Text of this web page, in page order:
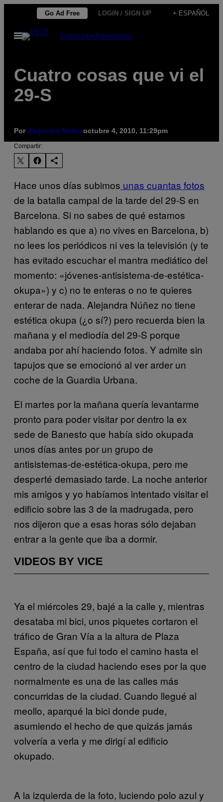
contenido
Go Ad Free LOGIN / SIGN UP + ESPAÑOL
Abrir
Menú
SubscribeNewsletter
Cuatro cosas que vi el
29-S
Por Alejandra Núñezoctubre 4, 2010, 11:29pm
Compartir:
Hace unos días subimos unas cuantas fotos
de la batalla campal de la tarde del 29-S en
Barcelona. Si no sabes de qué estamos
hablando es que a) no vives en Barcelona, b)
no lees los periódicos ni ves la televisión (y te
has evitado escuchar el mantra mediático del
momento: «jóvenes-antisistema-de-estética-
okupa») y c) no te enteras o no te quieres
enterar de nada. Alejandra Núñez no tiene
estética okupa (¿o sí?) pero recuerda bien la
mañana y el mediodía del 29-S porque
andaba por ahí haciendo fotos. Y admite sin
tapujos que se emocionó al ver arder un
coche de la Guardia Urbana.
El martes por la mañana quería levantarme
pronto para poder visitar por dentro la ex
sede de Banesto que había sido okupada
unos días antes por un grupo de
antisistemas-de-estética-okupa, pero me
desperté demasiado tarde. La noche anterior
mis amigos y yo habíamos intentado visitar el
edificio sobre las 3 de la madrugada, pero
nos dijeron que a esas horas sólo dejaban
entrar a la gente que iba a dormir.
VIDEOS BY VICE
Ya el miércoles 29, bajé a la calle y, mientras
desataba mi bici, unos piquetes cortaron el
tráfico de Gran Vía a la altura de Plaza
España, así que fui todo el camino hasta el
centro de la ciudad haciendo eses por la que
normalmente es una de las calles más
concurridas de la ciudad. Cuando llegué al
meollo, aparqué la bici donde pude,
asumiendo el hecho de que quizás jamás
volvería a verla y me dirigí al edificio
okupado.
A la izquierda de la foto, luciendo polo azul y